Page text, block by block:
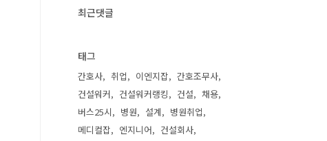
최근댓글
태그
간호사 취업 이엔지잡
간호조무사
건설워커
건설워커랭킹 건설
채용
버스25시
병원 설계
병원취업
메디컬잡
엔지니어
건설회사